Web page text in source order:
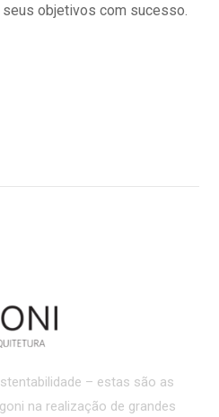
seus objetivos com sucesso.
– estas são as
na realização de grandes